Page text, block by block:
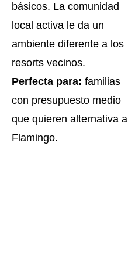
básicos. La comunidad
local activa le da un
ambiente diferente a los
resorts vecinos.
Perfecta para: familias
con presupuesto medio
que quieren alternativa a
Flamingo.